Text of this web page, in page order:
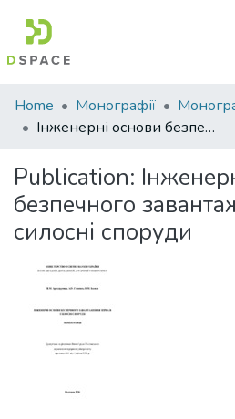
Communities
&
All of DSpace
Statistics
Home Монографії
Інженерні основи безпечного завантаження зерна в силосні споруди
Publication:
безпечного
силосні споруди